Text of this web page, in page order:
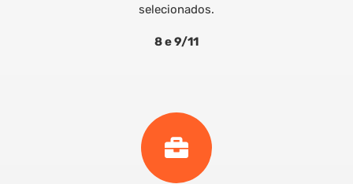
selecionados.
8 e 9/11